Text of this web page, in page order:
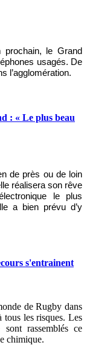
le Grand
usagés. De
l’agglomération.
: « Le plus beau
de près ou de loin
réalisera son rêve
le plus
a bien prévu d’y
s'entrainent
de Rugby dans
tous les risques. Les
rassemblés ce
chimique.